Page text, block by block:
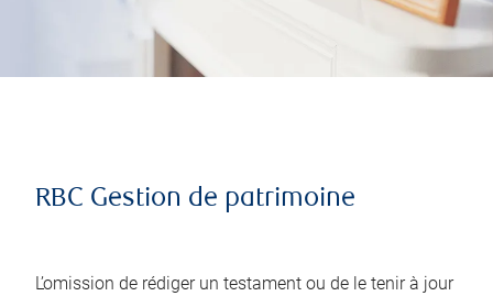
RBC Gestion de patrimoine
L’omission de rédiger un testament ou de le tenir à jour